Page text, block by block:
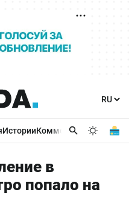
ИсторииКомментарииБизнес
в
попало на